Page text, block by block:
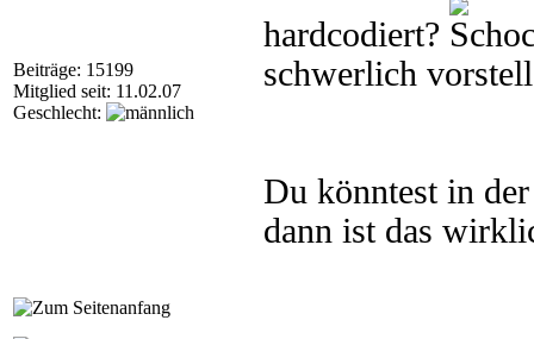
Beiträge: 15199
Mitglied seit: 11.02.07
Geschlecht:
hardcodiert?
schwerlich
Du könntest in
dann ist das